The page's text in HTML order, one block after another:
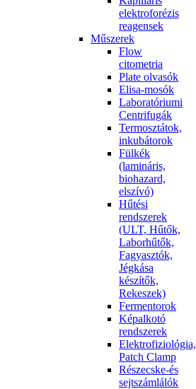
elektroforézis
reagensek
Műszerek
Flow
citometria
Plate olvasók
Elisa-mosók
Laboratóriumi
Centrifugák
Termosztátok,
inkubátorok
Fülkék
(lamináris,
biohazard,
elszívó)
Hűtési
rendszerek
(ULT, Hűtők,
Laborhűtők,
Fagyasztók,
Jégkása
készítők,
Rekeszek)
Fermentorok
Képalkotó
rendszerek
Elektrofiziológia,
Patch Clamp
Részecske-és
sejtszámlálók